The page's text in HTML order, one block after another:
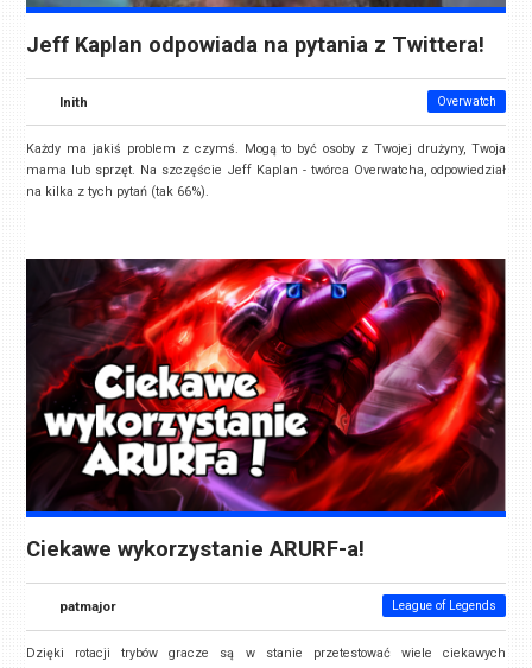
Jeff Kaplan odpowiada na pytania z Twittera!
Inith Overwatch
Każdy ma jakiś problem z czymś. Mogą to być osoby z Twojej drużyny, Twoja
mama lub sprzęt. Na szczęście Jeff Kaplan - twórca Overwatcha, odpowiedział
na kilka z tych pytań (tak 66%).
Ciekawe wykorzystanie ARURF-a!
patmajor League of Legends
Dzięki rotacji trybów gracze są w stanie przetestować wiele ciekawych